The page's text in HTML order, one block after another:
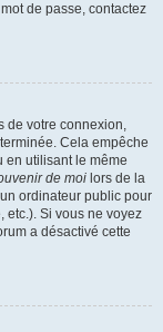
de passe, contactez
de votre connexion,
Cela empêche
en utilisant le même
de moi lors de la
ordinateur public pour
etc.). Si vous ne voyez
a désactivé cette